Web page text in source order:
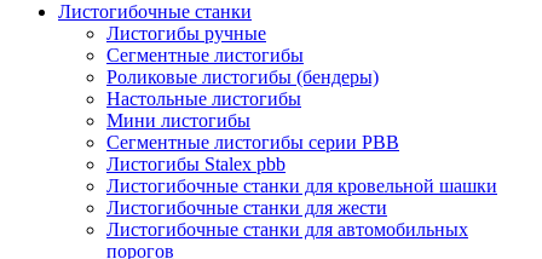
Листогибочные станки
Листогибы ручные
Сегментные листогибы
Роликовые листогибы (бендеры)
Настольные листогибы
Мини листогибы
Сегментные листогибы серии PBB
Листогибы Stalex pbb
Листогибочные станки для кровельной шашки
Листогибочные станки для жести
Листогибочные станки для автомобильных
порогов